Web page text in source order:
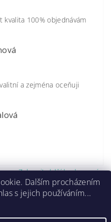
100% objednávám
a zejména oceňuji
Zobrazit další hodnocení
Dalším procházením
s jejich používáním...